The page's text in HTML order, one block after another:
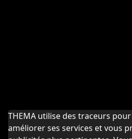
THEMA utilise des traceurs
améliorer ses services et vous